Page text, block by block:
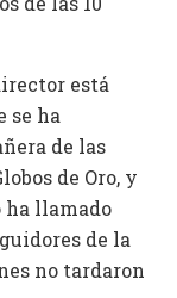
está
se ha
de las
de Oro, y
ha llamado
de la
no tardaron